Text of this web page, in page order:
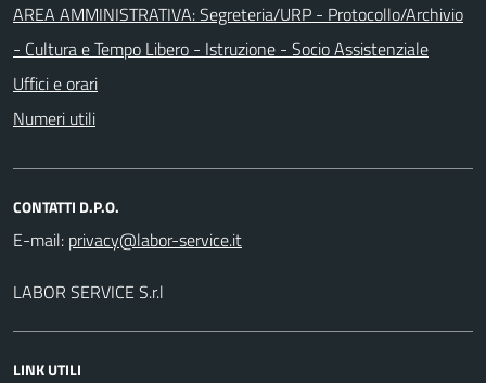
AREA AMMINISTRATIVA: Segreteria/URP - Protocollo/Archivio
- Cultura e Tempo Libero - Istruzione - Socio Assistenziale
Uffici e orari
Numeri utili
CONTATTI D.P.O.
E-mail:
LABOR SERVICE S.r.l
LINK UTILI